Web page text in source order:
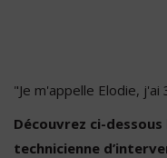
"Je m'appelle Elodie, j'ai
Découvrez ci-
technicienne